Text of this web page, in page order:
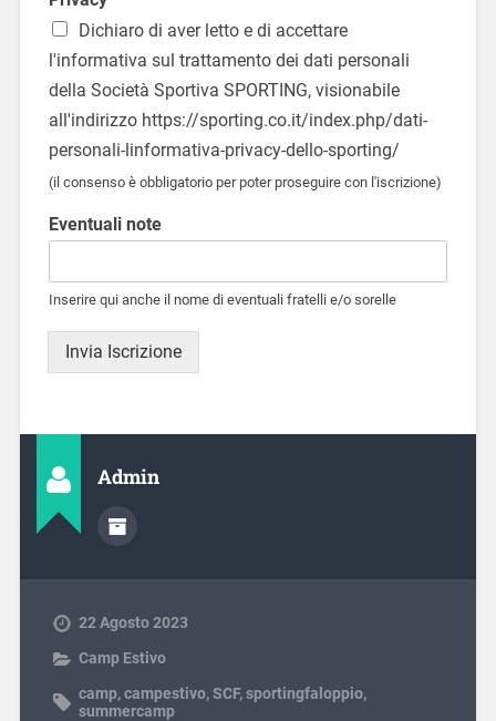
Dichiaro di aver letto e di accettare
l'informativa sul trattamento dei dati personali
della Società Sportiva SPORTING, visionabile
all'indirizzo https://sporting.co.it/index.php/dati-
personali-linformativa-privacy-dello-sporting/
(il consenso è obbligatorio per poter proseguire con l'iscrizione)
Eventuali note
Inserire qui anche il nome di eventuali fratelli e/o sorelle
Invia Iscrizione
Admin
22 Agosto 2023
Camp Estivo
camp,campestivo,SCF,sportingfaloppio,
summercamp